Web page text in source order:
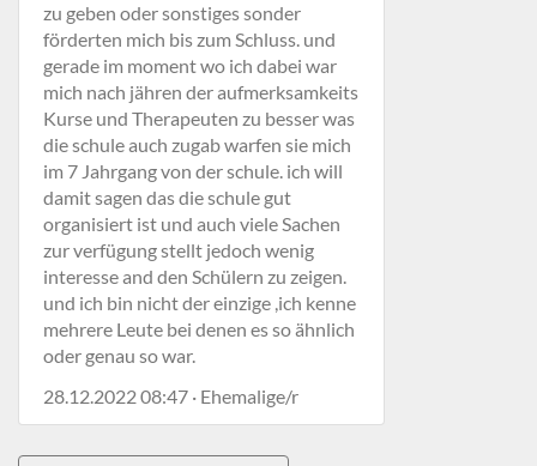
zu geben oder sonstiges sonder
förderten mich bis zum Schluss. und
gerade im moment wo ich dabei war
mich nach jähren der aufmerksamkeits
Kurse und Therapeuten zu besser was
die schule auch zugab warfen sie mich
im 7 Jahrgang von der schule. ich will
damit sagen das die schule gut
organisiert ist und auch viele Sachen
zur verfügung stellt jedoch wenig
interesse and den Schülern zu zeigen.
und ich bin nicht der einzige ,ich kenne
mehrere Leute bei denen es so ähnlich
oder genau so war.
28.12.2022 08:47 · Ehemalige/r